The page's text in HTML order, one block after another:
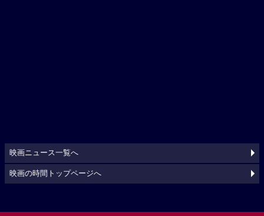
映画ニュース一覧へ
映画の時間トップページへ